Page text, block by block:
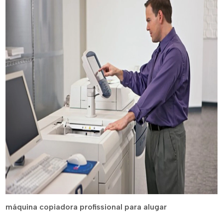
máquina copiadora profissional para alugar